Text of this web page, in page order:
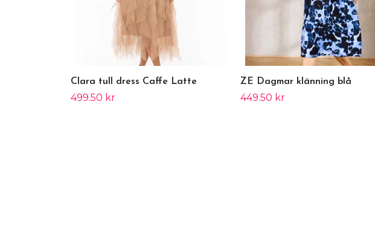
Clara tull dress Caffe Latte
499.50 kr
ZE Dagmar klänning blå
449.50 kr